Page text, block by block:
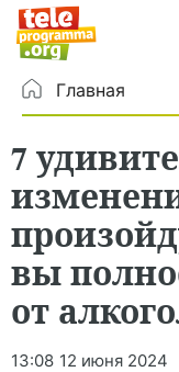
Главная
7
вы
от
13:08 12 июня 2024